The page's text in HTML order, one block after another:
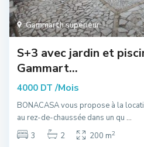
Gammarth supérieur
S+3 avec jardin et
Gammart...
4000 DT /Mois
BONACASA vous propose à la
au rez-de-chaussée dans un qu ...
3
2 200 m2